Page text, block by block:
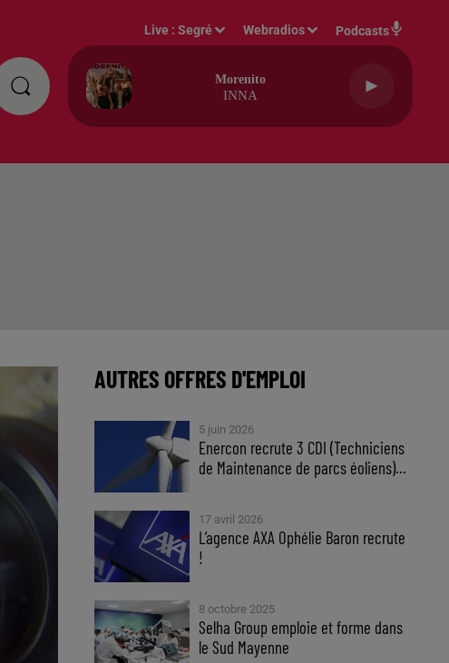
Live :Segré Webradios Podcasts
Morenito
INNA
AUTRES OFFRES D'EMPLOI
5 juin 2026
Enercon recrute 3 CDI (Techniciens
de Maintenance de parcs éoliens)...
17 avril 2026
L’agence AXA Ophélie Baron recrute
!
8 octobre 2025
Selha Group emploie et forme dans
le Sud Mayenne